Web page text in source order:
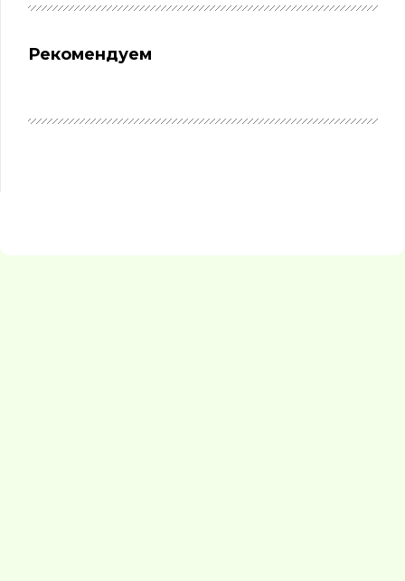
Рекомендуем